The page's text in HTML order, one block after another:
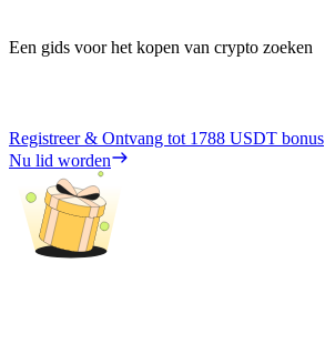
Een gids voor het kopen van crypto zoeken
Registreer & Ontvang tot 1788 USDT bonus
Nu lid worden